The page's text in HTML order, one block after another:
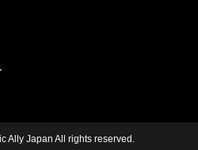
Ally Japan All rights reserved.